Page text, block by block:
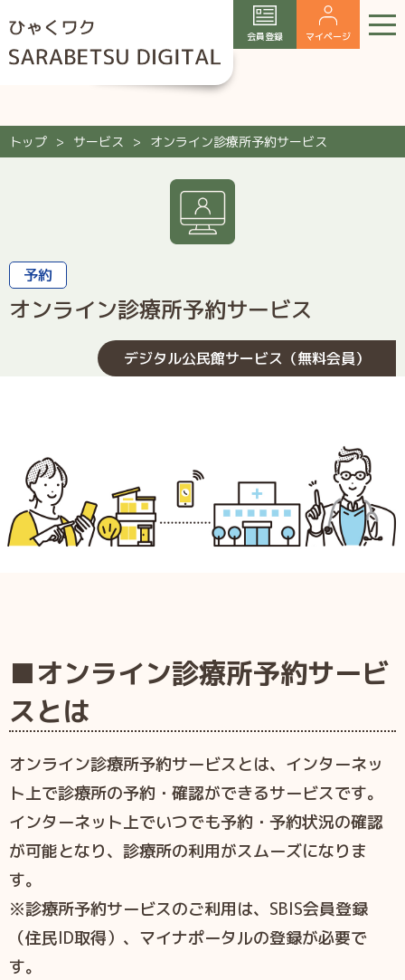
会員登録 マイページ
トップ サービス オンライン診療所予約サービス
予約
オンライン診療所予約サービス
デジタル公民館サービス（無料会員）
■オンライン診療所予約サービ
スとは
オンライン診療所予約サービスとは、インターネッ
ト上で診療所の予約・確認ができるサービスです。
インターネット上でいつでも予約・予約状況の確認
が可能となり、診療所の利用がスムーズになりま
す。
※診療所予約サービスのご利用は、SBIS会員登録
（住民ID取得）、マイナポータルの登録が必要で
す。